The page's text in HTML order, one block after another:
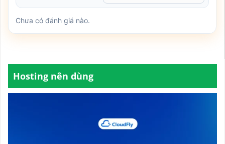
Chưa có đánh giá nào.
Hosting nên dùng